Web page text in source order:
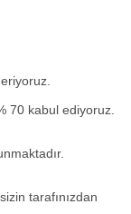
70 kabul ediyoruz.
tarafınızdan